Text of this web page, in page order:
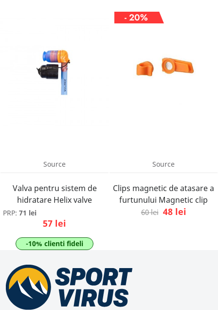
Source
Valva pentru sistem de
hidratare Helix valve
PRP: 71 lei
57 lei
-10% clienti fideli
- 20%
Source
Clips magnetic de atasare a
furtunului Magnetic clip
60 lei 48 lei